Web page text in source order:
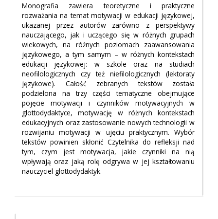
Monografia zawiera teoretyczne i praktyczne
rozważania na temat motywacji w edukacji językowej,
ukazanej przez autorów zarówno z perspektywy
nauczającego, jak i uczącego się w różnych grupach
wiekowych, na różnych poziomach zaawansowania
językowego, a tym samym – w różnych kontekstach
edukacji językowej: w szkole oraz na studiach
neofilologicznych czy też niefilologicznych (lektoraty
językowe). Całość zebranych tekstów została
podzielona na trzy części tematyczne obejmujące
pojęcie motywacji i czynników motywacyjnych w
glottodydaktyce, motywację w różnych kontekstach
edukacyjnych oraz zastosowanie nowych technologii w
rozwijaniu motywacji w ujęciu praktycznym. Wybór
tekstów powinien skłonić Czytelnika do refleksji nad
tym, czym jest motywacja, jakie czynniki na nią
wpływają oraz jaką rolę odgrywa w jej kształtowaniu
nauczyciel glottodydaktyk.